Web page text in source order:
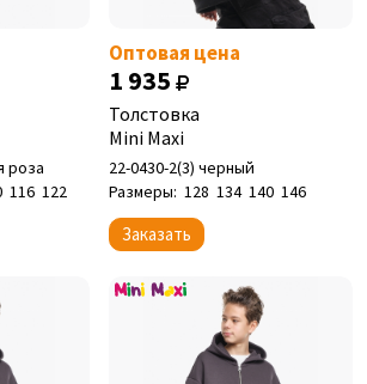
роза
116 122
Оптовая цена
1 935
Толстовка
Mini Maxi
22-0430-2(3) черный
Размеры: 128 134 140 146
Заказать